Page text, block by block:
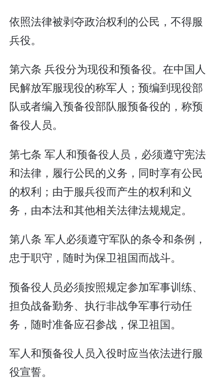
依照法律被剥夺政治权利的公民，不得服
兵役。
第六条 兵役分为现役和预备役。在中国人
民解放军服现役的称军人；预编到现役部
队或者编入预备役部队服预备役的，称预
备役人员。
第七条 军人和预备役人员，必须遵守宪法
和法律，履行公民的义务，同时享有公民
的权利；由于服兵役而产生的权利和义
务，由本法和其他相关法律法规规定。
第八条 军人必须遵守军队的条令和条例，
忠于职守，随时为保卫祖国而战斗。
预备役人员必须按照规定参加军事训练、
担负战备勤务、执行非战争军事行动任
务，随时准备应召参战，保卫祖国。
军人和预备役人员入役时应当依法进行服
役宣誓。